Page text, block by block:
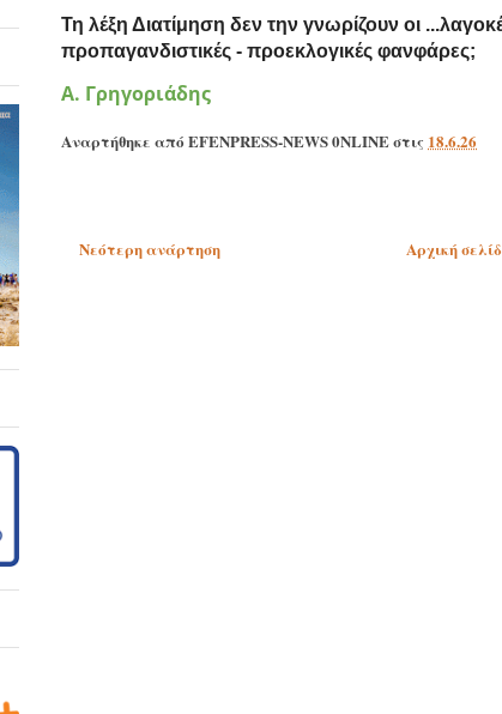
Τη λέξη Διατίμηση δεν την γνωρίζουν οι
προπαγανδιστικές - προεκλογικές φανφάρες;
Α. Γρηγοριάδης
Αναρτήθηκε από EFENPRESS-NEWS 0NLINEστις 18.6.26
Νεότερη ανάρτηση Αρχική